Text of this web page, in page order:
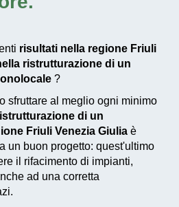
risultati nella regione Friuli
ristrutturazione di un
?
sfruttare al meglio ogni minimo
di un
Friuli Venezia Giulia è
un buon progetto: quest'ultimo
il rifacimento di impianti,
ad una corretta